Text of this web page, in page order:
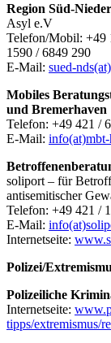
Region Süd-
Asyl e.V
Telefon/Mobil: +49
1590 / 6849 290
E-Mail: sued-
Mobiles
und Bremerhaven
Telefon: +49 421 /
E-Mail:
soliport – für
antisemitischer
Telefon: +49 421 /
E-Mail:
Internetseite:
Polizei/
Polizeiliche
Internetseite:
tipps/extremismus/